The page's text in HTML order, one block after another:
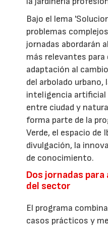
Bajo el lema
problemas
jornadas abordarán
más relevantes
adaptación al
del arbolado
inteligencia artificial
entre ciudad y
forma parte de la
Verde, el espacio de
divulgación, la
de conocimiento.
Dos jornadas
del sector
El programa
casos prácticos y